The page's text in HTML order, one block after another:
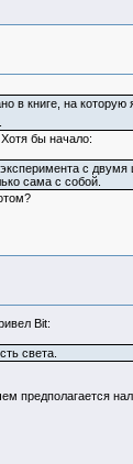
в книге, на
бы начало:
с
сама с собой.
Bit:
света.
предполагается